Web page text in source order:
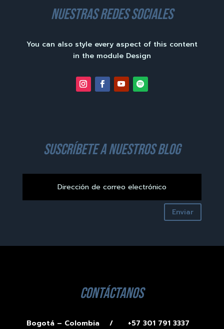
nuestras redes sociales
You can also style every aspect of this content
in the module Design
suscríbete a nuestros blog
Enviar
contáctanos
Bogotá – Colombia / +57 301 791 3337